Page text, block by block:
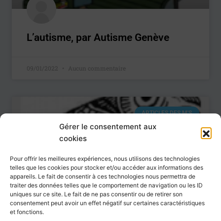
Gérer le consentement aux
cookies
Pour offrir les meilleures expériences, nous utilisons des technologies
telles que les cookies pour stocker et/ou accéder aux informations des
appareils. Le fait de consentir à ces technologies nous permettra de
traiter des données telles que le comportement de navigation ou les ID
uniques sur ce site. Le fait de ne pas consentir ou de retirer son
consentement peut avoir un effet négatif sur certaines caractéristiques
et fonctions.
L’autisme, par Autisme Genève
09/01/2022 Aucun commentaire
ARTICLES DES M'S